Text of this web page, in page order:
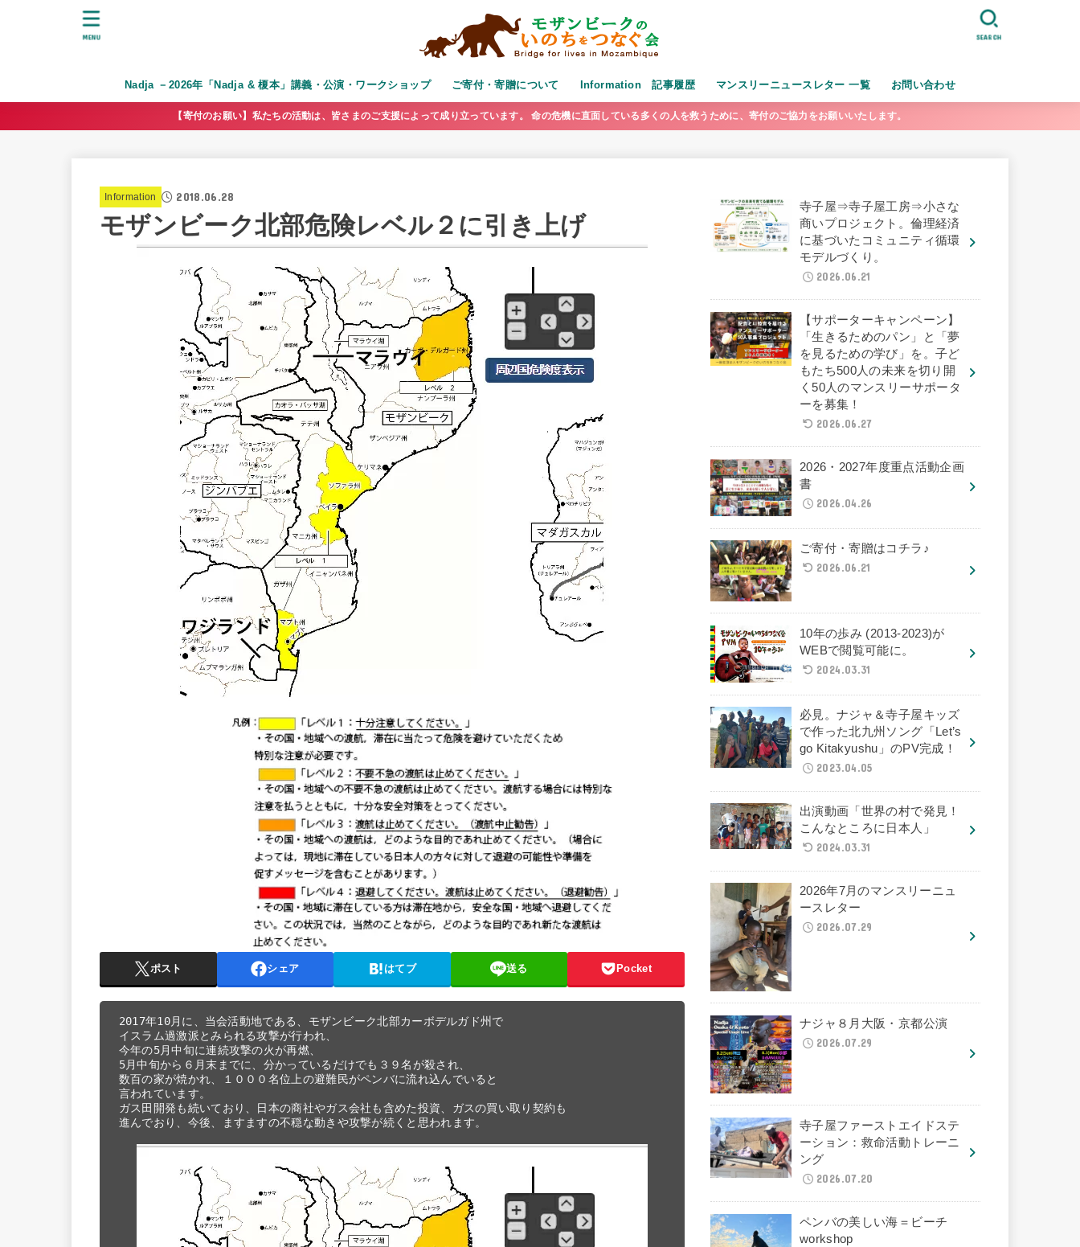
Nadja －2026年「Nadja & 榎本」講義・公演・ワークショップ ご寄付・寄贈について Information 記事履歴 マンスリーニュースレター 一覧 お問い合わせ
SEARCH
MENU
【寄付のお願い】私たちの活動は、皆さまのご支援によって成り立っています。 命の危機に直面している多くの人を救うために、寄付のご協力をお願いいたします。
Information 2018.06.28
モザンビーク北部危険レベル２に引き上げ
ポスト シェア はてブ 送る Pocket
2017年10月に、当会活動地である、モザンビーク北部カーボデルガド州で
イスラム過激派とみられる攻撃が行われ、
今年の5月中旬に連続攻撃の火が再燃、
5月中旬から６月末までに、分かっているだけでも３９名が殺され、
数百の家が焼かれ、１０００名位上の避難民がペンバに流れ込んでいると
言われています。
ガス田開発も続いており、日本の商社やガス会社も含めた投資、ガスの買い取り契約も
進んでおり、今後、ますますの不穏な動きや攻撃が続くと思われます。
寺子屋⇒寺子屋工房⇒小さな
商いプロジェクト。倫理経済
に基づいたコミュニティ循環
モデルづくり。
2026.06.21
【サポーターキャンペーン】
「生きるためのパン」と「夢
を見るための学び」を。子ど
もたち500人の未来を切り開
く50人のマンスリーサポータ
ーを募集！
2026.06.27
2026・2027年度重点活動企画
書
2026.04.26
ご寄付・寄贈はコチラ♪
2026.06.21
10年の歩み (2013-2023)が
WEBで閲覧可能に。
2024.03.31
必見。ナジャ＆寺子屋キッズ
で作った北九州ソング「Let’s
go Kitakyushu」のPV完成！
2023.04.05
出演動画「世界の村で発見！
こんなところに日本人」
2024.03.31
2026年7月のマンスリーニュ
ースレター
2026.07.29
ナジャ８月大阪・京都公演
2026.07.29
寺子屋ファーストエイドステ
ーション：救命活動トレーニ
ング
2026.07.20
ペンバの美しい海＝ビーチ
workshop